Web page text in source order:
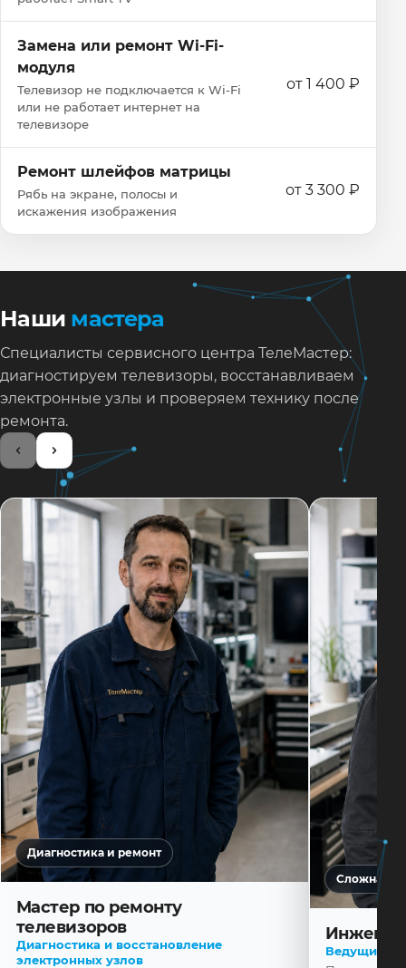
Замена или ремонт Wi‑Fi-
модуля
Телевизор не подключается к Wi‑Fi
или не работает интернет на
телевизоре
от 1 400 ₽
Ремонт шлейфов матрицы
Рябь на экране, полосы и
искажения изображения
от 3 300 ₽
Наши мастера
Специалисты сервисного центра ТелеМастер:
диагностируем телевизоры, восстанавливаем
электронные узлы и проверяем технику после
ремонта.
Диагностика и ремонт
Мастер по ремонту
телевизоров
Диагностика и восстановление
электронных узлов
Сложная
Ведущий